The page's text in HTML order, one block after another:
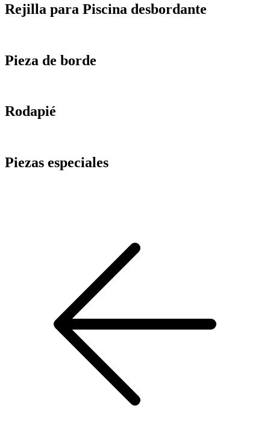
Rejilla para Piscina desbordante
Pieza de borde
Rodapié
Piezas especiales